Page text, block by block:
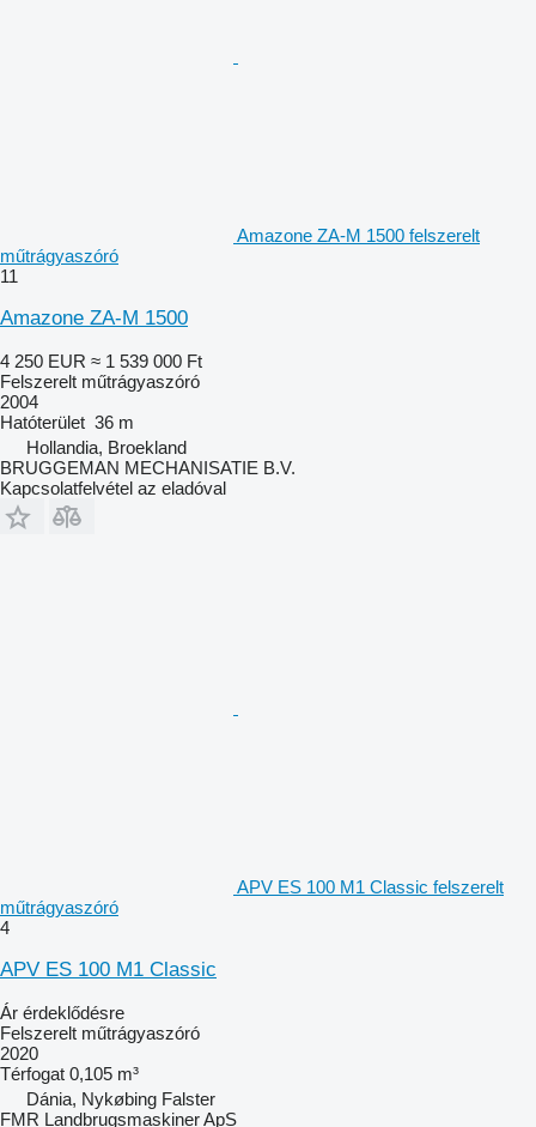
Amazone ZA-M 1500 felszerelt
műtrágyaszóró
11
Amazone ZA-M 1500
4 250 EUR ≈ 1 539 000 Ft
Felszerelt műtrágyaszóró
2004
Hatóterület 36 m
Hollandia, Broekland
BRUGGEMAN MECHANISATIE B.V.
Kapcsolatfelvétel az eladóval
APV ES 100 M1 Classic felszerelt
műtrágyaszóró
4
APV ES 100 M1 Classic
Ár érdeklődésre
Felszerelt műtrágyaszóró
2020
Térfogat 0,105 m³
Dánia, Nykøbing Falster
FMR Landbrugsmaskiner ApS